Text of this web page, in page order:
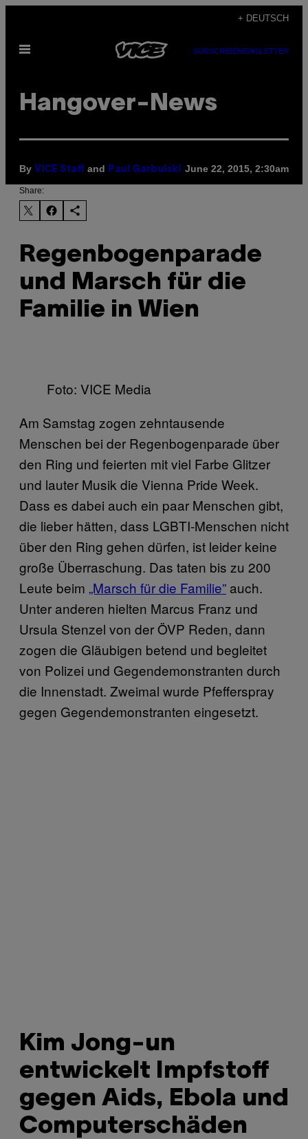
content
+ DEUTSCH
Open
SUBSCRIBENEWSLETTER
Hangover-News
By VICE Staff and Paul Garbulski June 22, 2015, 2:30am
Share:
Regenbogenparade
und Marsch für die
Familie in Wien
Foto: VICE Media
Am Samstag zogen zehntausende
Menschen bei der Regenbogenparade über
den Ring und feierten mit viel Farbe Glitzer
und lauter Musik die Vienna Pride Week.
Dass es dabei auch ein paar Menschen gibt,
die lieber hätten, dass LGBTI-Menschen nicht
über den Ring gehen dürfen, ist leider keine
große Überraschung. Das taten bis zu 200
Leute beim „Marsch für die Familie” auch.
Unter anderen hielten Marcus Franz und
Ursula Stenzel von der ÖVP Reden, dann
zogen die Gläubigen betend und begleitet
von Polizei und Gegendemonstranten durch
die Innenstadt. Zweimal wurde Pfefferspray
gegen Gegendemonstranten eingesetzt.
Kim Jong-un
entwickelt Impfstoff
gegen Aids, Ebola und
Computerschäden